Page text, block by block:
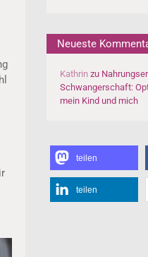
Neueste
Kathrinzu
Schwangerschaft:
mein Kind und mich
teilen
teilen